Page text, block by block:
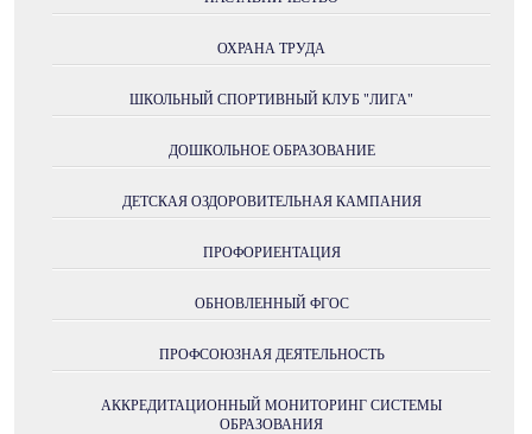
ОХРАНА ТРУДА
ШКОЛЬНЫЙ СПОРТИВНЫЙ КЛУБ "ЛИГА"
ДОШКОЛЬНОЕ ОБРАЗОВАНИЕ
ДЕТСКАЯ ОЗДОРОВИТЕЛЬНАЯ КАМПАНИЯ
ПРОФОРИЕНТАЦИЯ
ОБНОВЛЕННЫЙ ФГОС
ПРОФСОЮЗНАЯ ДЕЯТЕЛЬНОСТЬ
АККРЕДИТАЦИОННЫЙ МОНИТОРИНГ СИСТЕМЫ
ОБРАЗОВАНИЯ